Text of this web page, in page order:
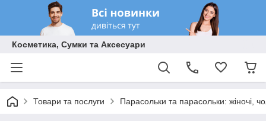
Косметика, Сумки та Аксесуари
Товари та послуги Парасольки та парасольки: жіночі,